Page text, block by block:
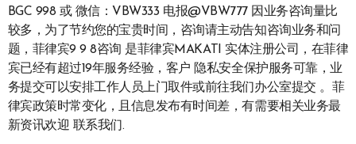
BGC 998 或 微信：VBW333 电报@VBW777 因业务咨询量比
较多，为了节约您的宝贵时间，咨询请主动告知咨询业务和问
题，菲律宾9 9 8咨询 是菲律宾MAKATI 实体注册公司，在菲律
宾已经有超过19年服务经验，客户 隐私安全保护服务可靠，业
务提交可以安排工作人员上门取件或前往我们办公室提交 。菲
律宾政策时常变化，且信息发布有时间差，有需要相关业务最
新资讯欢迎 联系我们.